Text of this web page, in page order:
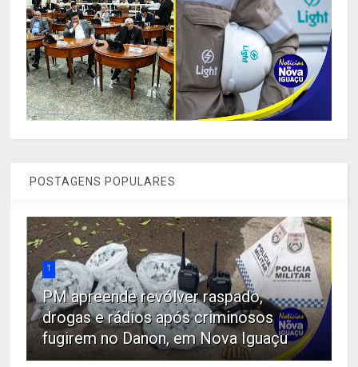
POSTAGENS POPULARES
1
PM apreende revólver raspado,
drogas e rádios após criminosos
fugirem no Danon, em Nova Iguaçu